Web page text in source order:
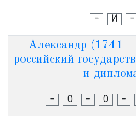
- И -
Александр
российский
и
- О - О -